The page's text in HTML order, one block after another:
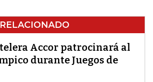
Accor patrocinará al
durante Juegos de